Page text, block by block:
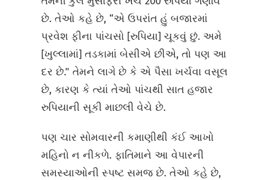
છે. તેઓ કહે છે, “એ ઉપરાંત હું બજારમાં
પ્રવેશ ફીના પાંચસો [રુપિયા] ચૂકવું છું. અમે
[ખુલ્લામાં] તડકામાં બેસીએ છીએ, તો પણ આ
દર છે." તેમને લાગે છે કે એ પૈસા ખર્ચવા વસૂલ
છે, કારણ કે ત્યાં તેઓ પાંચથી સાત હજાર
રુપિયાની સૂકી માછલી વેચે છે.
પણ ચાર સોમવારની કમાણીથી કંઈ આખો
મહિનો ન નીકળે. ફાતિમાને આ વેપારની
સમસ્યાઓની સ્પષ્ટ સમજ છે. તેઓ કહે છે,